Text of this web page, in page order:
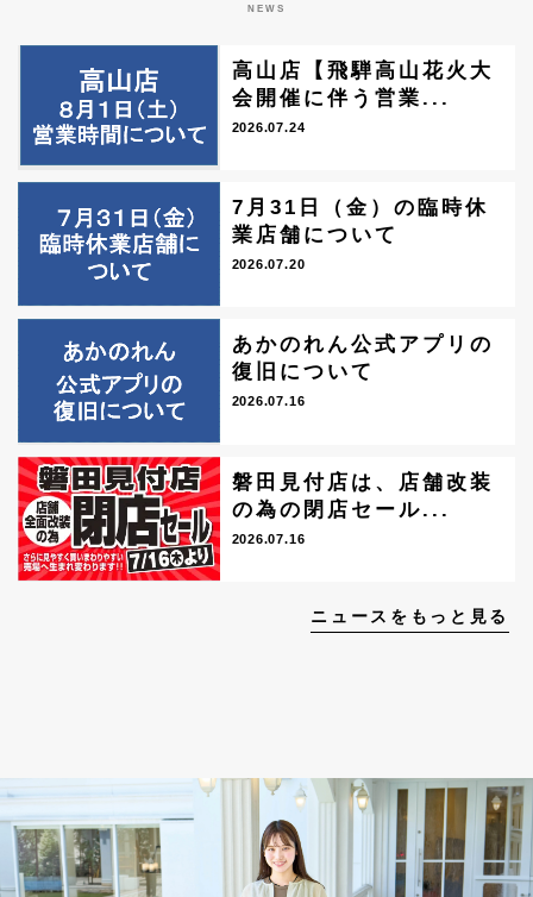
NEWS
高山店【飛騨高山花火大
会開催に伴う営業...
2026.07.24
7月31日（金）の臨時休
業店舗について
2026.07.20
あかのれん公式アプリの
復旧について
2026.07.16
磐田見付店は、店舗改装
の為の閉店セール...
2026.07.16
ニュースをもっと見る